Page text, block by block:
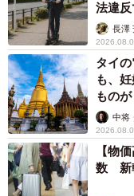
法違
説】長澤
タイ
も、
もの
中将
【物
数 新